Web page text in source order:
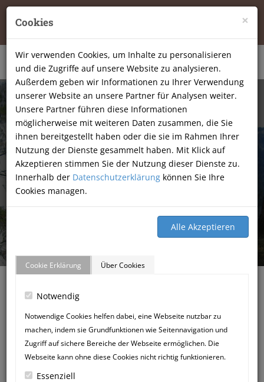
×
Cookies
Wir verwenden Cookies, um Inhalte zu personalisieren
und die Zugriffe auf unsere Website zu analysieren.
Außerdem geben wir Informationen zu Ihrer Verwendung
unserer Website an unsere Partner für Analysen weiter.
Unsere Partner führen diese Informationen
möglicherweise mit weiteren Daten zusammen, die Sie
ihnen bereitgestellt haben oder die sie im Rahmen Ihrer
Nutzung der Dienste gesammelt haben. Mit Klick auf
Akzeptieren stimmen Sie der Nutzung dieser Dienste zu.
Innerhalb der Datenschutzerklärung können Sie Ihre
Cookies managen.
Cookie Erklärung Über Cookies
Notwendig
Notwendige Cookies helfen dabei, eine Webseite nutzbar zu
machen, indem sie Grundfunktionen wie Seitennavigation und
Zugriff auf sichere Bereiche der Webseite ermöglichen. Die
Webseite kann ohne diese Cookies nicht richtig funktionieren.
Essenziell
|
07134-9177806
NEUER
GÄSTEBUCHEINTRAG
Zurück zum Gästebuch